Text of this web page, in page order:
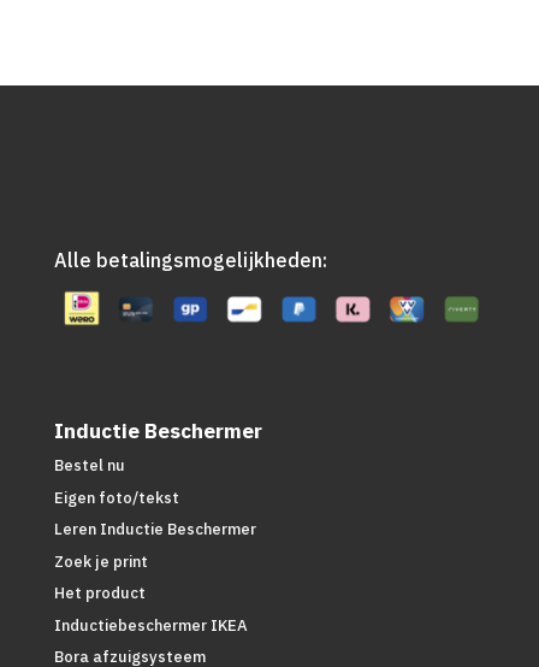
Alle betalingsmogelijkheden:
Inductie Beschermer
Bestel nu
Eigen foto/tekst
Leren Inductie Beschermer
Zoek je print
Het product
Inductiebeschermer IKEA
Bora afzuigsysteem